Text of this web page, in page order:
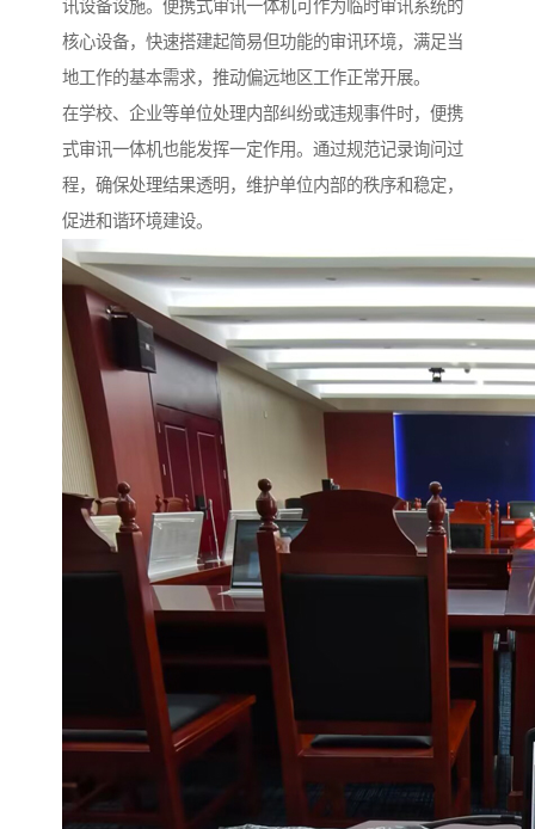
讯设备设施。便携式审讯一体机可作为临时审讯系统的
核心设备，快速搭建起简易但功能的审讯环境，满足当
地工作的基本需求，推动偏远地区工作正常开展。​
在学校、企业等单位处理内部纠纷或违规事件时，便携
式审讯一体机也能发挥一定作用。通过规范记录询问过
程，确保处理结果透明，维护单位内部的秩序和稳定，
促进和谐环境建设。​